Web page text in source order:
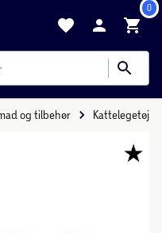
0
og tilbehør Kattelegetøj